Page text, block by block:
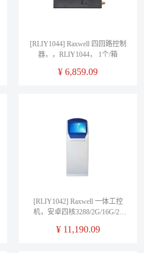
[RLIY1044] Raxwell 四回路控制
器，，RLIY1044， 1个/箱
¥6,859.09
[RLIY1042] Raxwell 一体工控
机，安卓四核3288/2G/16G/21
¥ 11,190.09